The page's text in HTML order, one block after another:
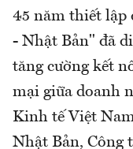
45 năm thiết lập
- Nhật Bản" đã
tăng cường kết
mại giữa doanh
Kinh tế Việt
Nhật Bản, Công